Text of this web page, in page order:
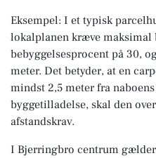
Eksempel: I et typisk
lokalplanen kræve maksimal
bebyggelsesprocent på 30,
meter. Det betyder, at en
mindst 2,5 meter fra
byggetilladelse, skal den
afstandskrav.
I Bjerringbro centrum